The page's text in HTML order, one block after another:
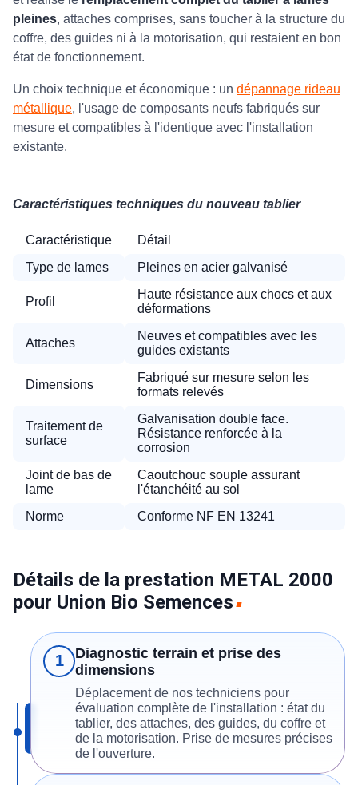
pleines, attaches comprises, sans toucher à la structure du
coffre, des guides ni à la motorisation, qui restaient en bon
état de fonctionnement.
Un choix technique et économique : un dépannage rideau
métallique, l'usage de composants neufs fabriqués sur
mesure et compatibles à l'identique avec l'installation
existante.
Caractéristiques techniques du nouveau tablier
Caractéristique
Détail
Type de lames
Pleines en acier galvanisé
Profil
Haute résistance aux chocs et aux
déformations
Attaches
Neuves et compatibles avec les
guides existants
Dimensions
Fabriqué sur mesure selon les
formats relevés
Traitement de
surface
Galvanisation double face.
Résistance renforcée à la
corrosion
Joint de bas de
lame
Caoutchouc souple assurant
l'étanchéité au sol
Norme
Conforme NF EN 13241
Détails de la prestation METAL 2000
pour Union Bio Semences
1
Diagnostic terrain et prise des
dimensions
Déplacement de nos techniciens pour
évaluation complète de l'installation : état du
tablier, des attaches, des guides, du coffre et
de la motorisation. Prise de mesures précises
de l'ouverture.